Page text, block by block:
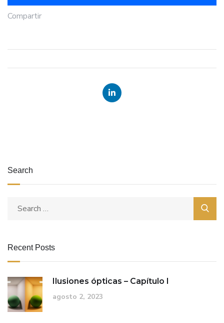
Compartir
Search
Recent Posts
Ilusiones ópticas – Capítulo I
agosto 2, 2023